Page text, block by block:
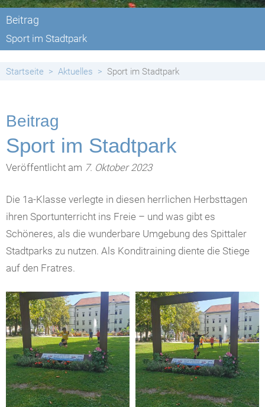
Beitrag
Sport im Stadtpark
Startseite Aktuelles Sport im Stadtpark
Beitrag
Sport im Stadtpark
Veröffentlicht am 7. Oktober 2023
Die 1a-Klasse verlegte in diesen herrlichen Herbsttagen
ihren Sportunterricht ins Freie – und was gibt es
Schöneres, als die wunderbare Umgebung des Spittaler
Stadtparks zu nutzen. Als Konditraining diente die Stiege
auf den Fratres.